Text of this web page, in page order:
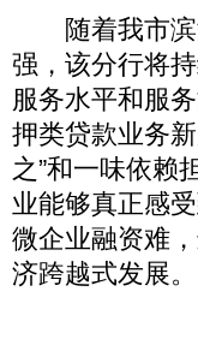
随着我市滨
强，该分行将
服务水平和服
押类贷款业务
之”和一味依赖
业能够真正感
微企业融资难
济跨越式发展。